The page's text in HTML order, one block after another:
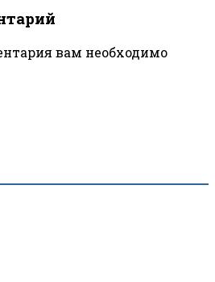
вам необходимо